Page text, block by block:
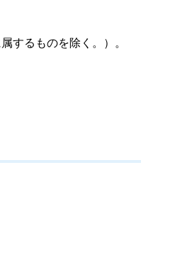
するものを除く。）。